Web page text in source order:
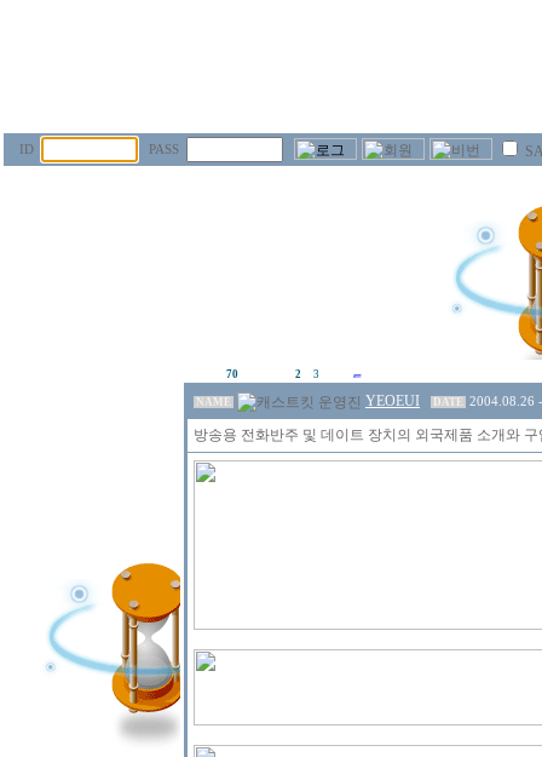
ID PASS
70 2 3
NAME YEOEUI DATE 2004.08.26
방송용 전화반주 및 데이트 장치의 외국제품 소개와